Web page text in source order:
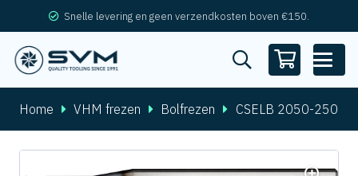
Snelle levering en geen verzendkosten boven €150.
Home VHM frezen Bolfrezen CSELB 2050-250